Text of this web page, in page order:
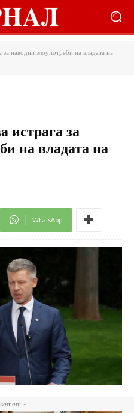
за наводни злоупотреби на владата на
истрага за
на владата на
WhatsApp
-